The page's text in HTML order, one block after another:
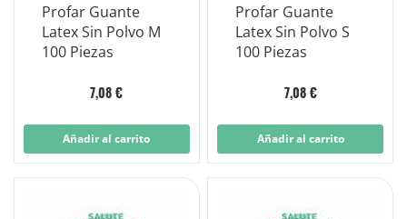
Profar Guante
Latex Sin Polvo M
100 Piezas
7,08 €
Añadir al carrito
Profar Guante
Latex Sin Polvo S
100 Piezas
7,08 €
Añadir al carrito